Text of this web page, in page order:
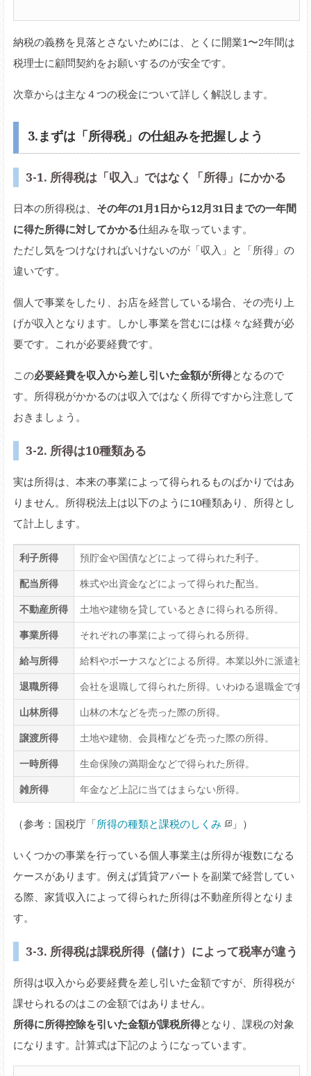
納税の義務を見落とさないためには、とくに開業1〜2年間は
税理士に顧問契約をお願いするのが安全です。
次章からは主な４つの税金について詳しく解説します。
3.まずは「所得税」の仕組みを把握しよう
3-1. 所得税は「収入」ではなく「所得」にかかる
日本の所得税は、 その年の1月1日から12月31日までの一年間
に得た所得に対してかかる仕組みを取っています。
ただし気をつけなければいけないのが「収入」と「所得」の
違いです。
個人で事業をしたり、お店を経営している場合、その売り上
げが収入となります。しかし事業を営むには様々な経費が必
要です。これが必要経費です。
この必要経費を収入から差し引いた金額が所得となるので
す。所得税がかかるのは収入ではなく所得ですから注意して
おきましょう。
3-2. 所得は10種類ある
実は所得は、本来の事業によって得られるものばかりではあ
りません。所得税法上は以下のように10種類あり、所得とし
て計上します。
利子所得
預貯金や国債などによって得られた利子。
配当所得
株式や出資金などによって得られた配当。
不動産所得
土地や建物を貸しているときに得られる所得。
事業所得
それぞれの事業によって得られる所得。
給与所得
給料やボーナスなどによる所得。本業以外に派遣社
退職所得
会社を退職して得られた所得。いわゆる退職金です
山林所得
山林の木などを売った際の所得。
譲渡所得
土地や建物、会員権などを売った際の所得。
一時所得
生命保険の満期金などで得られた所得。
雑所得
年金など上記に当てはまらない所得。
（参考：国税庁「所得の種類と課税のしくみ 」）
いくつかの事業を行っている個人事業主は所得が複数になる
ケースがあります。例えば賃貸アパートを副業で経営してい
る際、家賃収入によって得られた所得は不動産所得となりま
す。
3-3. 所得税は課税所得（儲け）によって税率が違う
所得は収入から必要経費を差し引いた金額ですが、所得税が
課せられるのはこの金額ではありません。
所得に所得控除を引いた金額が課税所得となり、課税の対象
になります。計算式は下記のようになっています。